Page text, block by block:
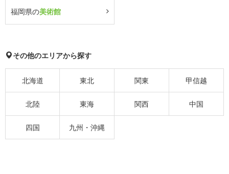
福岡県の美術館
その他のエリアから探す
北海道 東北 関東 甲信越
北陸 東海 関西 中国
四国 九州・沖縄